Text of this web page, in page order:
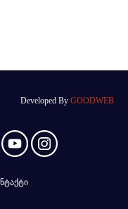
Developed By GOODWEB